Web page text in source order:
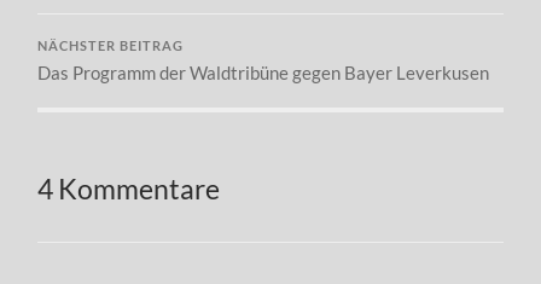
NÄCHSTER BEITRAG
Das Programm der Waldtribüne gegen Bayer Leverkusen
4 Kommentare